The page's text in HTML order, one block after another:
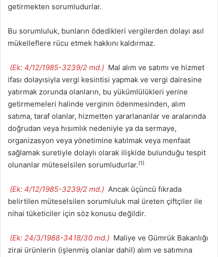
getirmekten sorumludurlar.
Bu sorumluluk, bunların ödedikleri vergilerden dolayı asıl
mükelleflere rücu etmek hakkını kaldırmaz.
(Ek: 4/12/1985-3239/2 md.) Mal alım ve satımı ve hizmet
ifası dolayısiyla vergi kesintisi yapmak ve vergi dairesine
yatırmak zorunda olanların, bu yükümlülükleri yerine
getirmemeleri halinde verginin ödenmesinden, alım
satıma, taraf olanlar, hizmetten yararlananlar ve aralarında
doğrudan veya hısımlık nedeniyle ya da sermaye,
organizasyon veya yönetimine katılmak veya menfaat
sağlamak suretiyle dolaylı olarak ilişkide bulunduğu tespit
olunanlar müteselsilen sorumludurlar.(1)
(Ek: 4/12/1985-3239/2 md.) Ancak üçüncü fıkrada
belirtilen müteselsilen sorumluluk mal üreten çiftçiler ile
nihai tüketiciler için söz konusu değildir.
(Ek: 24/3/1988-3418/30 md.) Maliye ve Gümrük Bakanlığı
zirai ürünlerin (işlenmiş olanlar dahil) alım ve satımına